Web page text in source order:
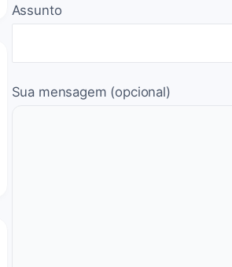
Assunto
Sua mensagem (opcional)